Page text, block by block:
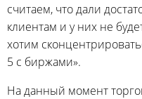
считаем, что дали
клиентам и у них не
хотим
5 с биржами».
На данный момент